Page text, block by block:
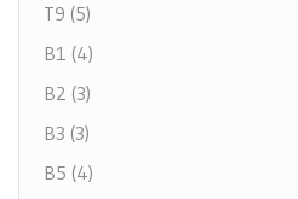
T9 (5)
B1 (4)
B2 (3)
B3 (3)
B5 (4)